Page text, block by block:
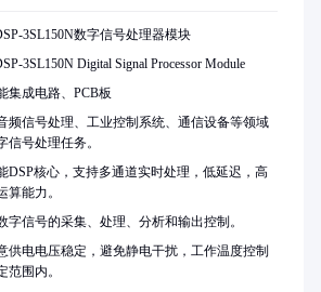
3SL150N数字信号处理器模块
3SL150N Digital Signal Processor Module
集成电路、PCB板
频信号处理、工业控制系统、通信设备等领域
信号处理任务。
DSP核心，支持多通道实时处理，低延迟，高
算能力。
字信号的采集、处理、分析和输出控制。
供电电压稳定，避免静电干扰，工作温度控制
范围内。